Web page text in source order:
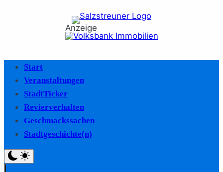
Anzeige
Start
Veranstaltungen
StadtTicker
Revierverhalten
Geschmackssachen
Stadtgeschichte(n)